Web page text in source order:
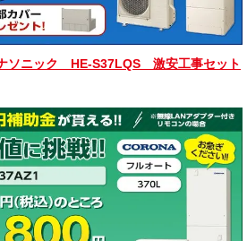
ソニック HE-S37LQS 激安工事セット